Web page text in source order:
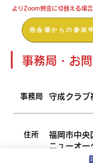
よりZoom例会に切替える場合
他会場からの参加
事務局・お
​事務局 守成クラブ
住所
福岡市中
ニューオー